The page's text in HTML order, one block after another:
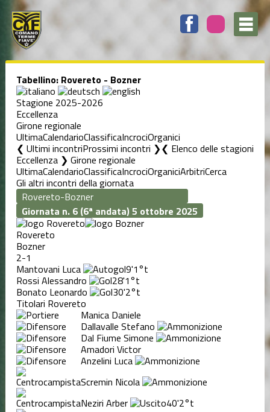
Tabellino: Rovereto - Bozner
Stagione 2025-2026
Eccellenza
Girone regionale
UltimaCalendarioClassificaIncrociOrganici
❮ Ultimi incontriProssimi incontri ❯ Elenco delle stagioni
Eccellenza ❯ Girone regionale
UltimaCalendarioClassificaIncrociOrganiciArbitriCerca
Gli altri incontri della giornata
Giornata n. 6 (6ª andata) 5 ottobre 2025
Rovereto
Bozner
2-1
Mantovani Luca 9'1°t
Rossi Alessandro 28'1°t
Bonato Leonardo 30'2°t
Titolari Rovereto
Manica Daniele
Dallavalle Stefano
Dal Fiume Simone
Amadori Victor
Anzelini Luca
Scremin Nicola
Neziri Arber
40'2°t